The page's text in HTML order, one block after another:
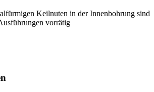
Keilnuten in der Innenbohrung sind
vorrätig